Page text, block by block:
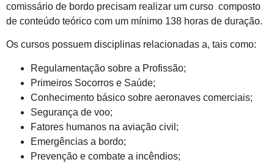
comissário de bordo precisam realizar um curso composto
de conteúdo teórico com um mínimo 138 horas de duração.
Os cursos possuem disciplinas relacionadas a, tais como:
Regulamentação sobre a Profissão;
Primeiros Socorros e Saúde;
Conhecimento básico sobre aeronaves comerciais;
Segurança de voo;
Fatores humanos na aviação civil;
Emergências a bordo;
Prevenção e combate a incêndios;